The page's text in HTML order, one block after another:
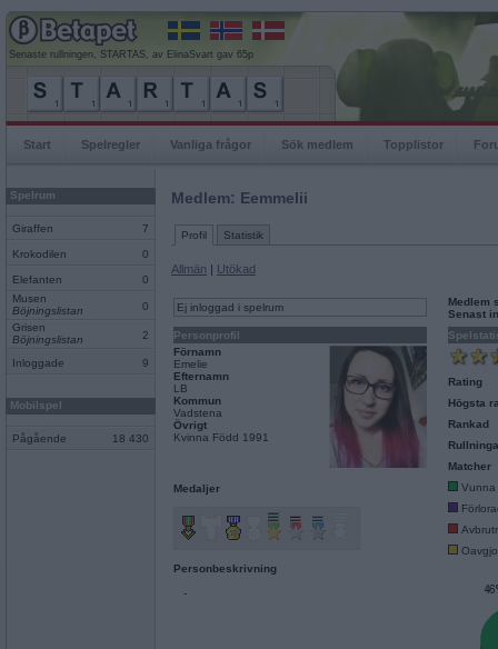
Senaste rullningen, STARTAS, av ElinaSvart gav 65p
Start Spelregler Vanliga frågor Sök medlem Topplistor
Spelrum
Giraffen 7
Krokodilen 0
Elefanten
0
Musen
Böjningslistan
0
Grisen
Böjningslistan
2
Inloggade 9
Mobilspel
Pågående 18 430
Medlem: Eemmelii
Profil Statistik
Allmän | Utökad
Ej inloggad i spelrum
Personprofil
Förnamn
Emelie
Efternamn
LB
Kommun
Vadstena
Övrigt
Kvinna Född 1991
Medaljer
Personbeskrivning
-
Medlem
Senast
Rating
Högsta
Rankad
Matcher
Vunna